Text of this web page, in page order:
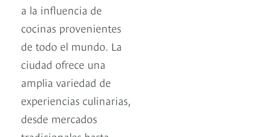
a la influencia de
cocinas provenientes
de todo el mundo. La
ciudad ofrece una
amplia variedad de
experiencias culinarias,
desde mercados